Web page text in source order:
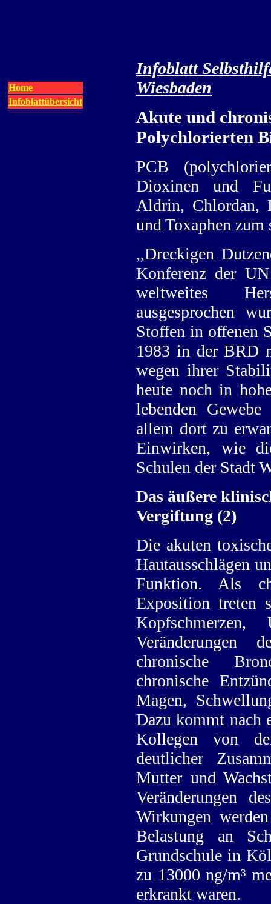
Home
Infoblattübersicht
Infoblatt
Wiesbaden
Akute und
Polychlorierten
PCB
Dioxinen und
Aldrin, Chlordan,
und Toxaphen zum
,,Dreckigen
Konferenz der
weltweites
ausgesprochen
Stoffen in offenen
1983 in der BRD
wegen ihrer
heute noch in
lebenden
allem dort zu
Einwirken, wie
Schulen der Stadt
Das äußere
Vergiftung (2)
Die akuten
Hautausschlägen
Funktion. Als
Exposition treten
Veränderungen
chronische
chronische
Magen,
Dazu kommt nach
Kollegen von
deutlicher
Mutter und
Veränderungen
Wirkungen
Belastung an
Grundschule in
zu 13000 ng/m³
erkrankt waren.